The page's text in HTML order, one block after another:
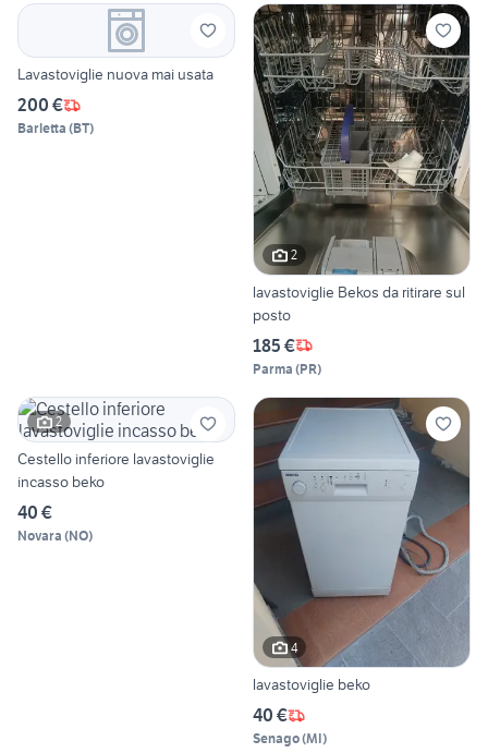
Lavastoviglie nuova mai usata
200 €
Barletta (BT)
2
lavastoviglie Bekos da ritirare sul
posto
185 €
Parma (PR)
2
Cestello inferiore lavastoviglie
incasso beko
40 €
Novara (NO)
4
lavastoviglie beko
40 €
Senago(MI)